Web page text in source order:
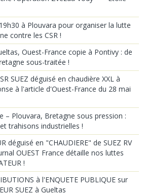
à Plouvara pour organiser la lutte
contre les CSR !
Ouest-France copie à Pontivy : de
sous-traitée !
SUEZ déguisé en chaudière XXL à
à l'article d'Ouest-France du 28 mai
– Plouvara, Bretagne sous pression :
trahisons industrielles !
déguisé en "CHAUDIERE" de SUEZ RV
OUEST France détaille nos luttes
!
à l'ENQUETE PUBLIQUE sur
SUEZ à Gueltas